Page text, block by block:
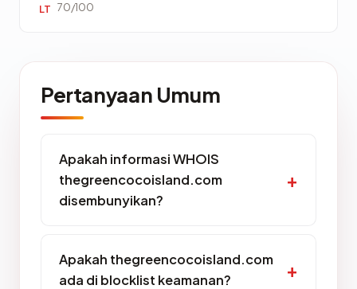
LT 70/100
Pertanyaan Umum
Apakah informasi WHOIS
thegreencocoisland.com
disembunyikan?
Apakah thegreencocoisland.com
ada di blocklist keamanan?